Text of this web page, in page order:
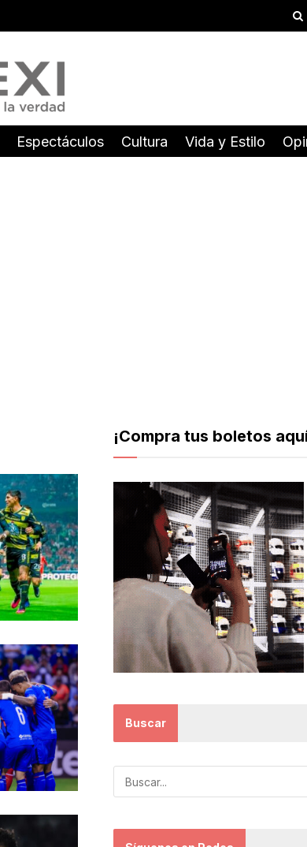
Espectáculos Cultura Vida y Estilo
¡Compra tus boletos
Buscar